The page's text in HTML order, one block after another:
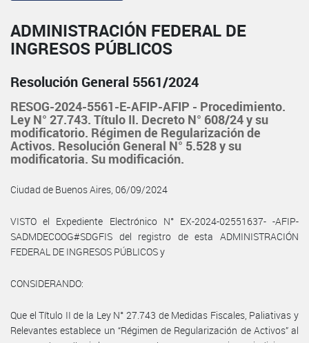
ADMINISTRACIÓN FEDERAL DE
INGRESOS PÚBLICOS
Resolución General 5561/2024
RESOG-2024-5561-E-AFIP-AFIP - Procedimiento.
Ley N° 27.743. Título II. Decreto N° 608/24 y su
modificatorio. Régimen de Regularización de
Activos. Resolución General N° 5.528 y su
modificatoria. Su modificación.
Ciudad de Buenos Aires, 06/09/2024
VISTO el Expediente Electrónico N° EX-2024-02551637- -AFIP-
SADMDECOOG#SDGFIS del registro de esta ADMINISTRACIÓN
FEDERAL DE INGRESOS PÚBLICOS y
CONSIDERANDO:
Que el Título II de la Ley N° 27.743 de Medidas Fiscales, Paliativas y
Relevantes establece un “Régimen de Regularización de Activos” al